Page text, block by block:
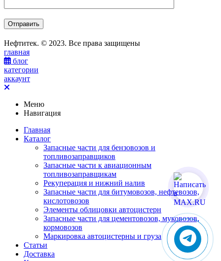
Нефтитек. © 2023. Все права защищены
главная
блог
категории
аккаунт
Меню
Навигация
Главная
Каталог
Запасные части для бензовозов и
топливозаправщиков
Запасные части к авиационным
топливозаправщикам
Рекуперация и нижний налив
Запасные части для битумовозов, нефтевозов,
кислотовозов
Элементы облицовки автоцистерн
Запасные части для цементовозов, муковозов,
кормовозов
Маркировка автоцистерны и груза
Статьи
Доставка